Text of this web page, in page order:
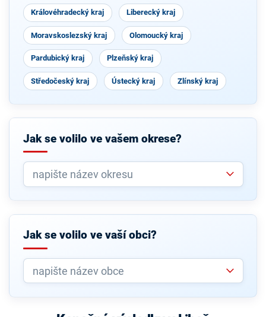
Královéhradecký kraj Liberecký kraj
Moravskoslezský kraj Olomoucký kraj
Pardubický kraj Plzeňský kraj
Středočeský kraj Ústecký kraj Zlínský kraj
Jak se volilo ve vašem okrese?
Jak se volilo ve vaší obci?